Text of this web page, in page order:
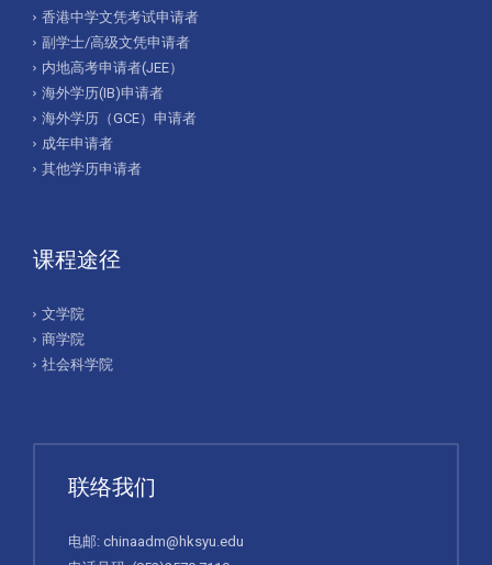
香港中学文凭考试申请者
副学士/高级文凭申请者
内地高考申请者(JEE）
海外学历(IB)申请者
海外学历（GCE）申请者
成年申请者
其他学历申请者
课程途径
文学院
商学院
社会科学院
联络我们
电邮: chinaadm@hksyu.edu